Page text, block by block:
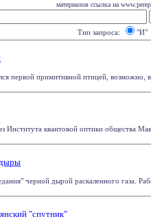
материалов ссылка на
Тип запроса: "И"
первой примитивной птицей,
квантовой оптики общества
черной дырой раскаленного газа.
"спутник"